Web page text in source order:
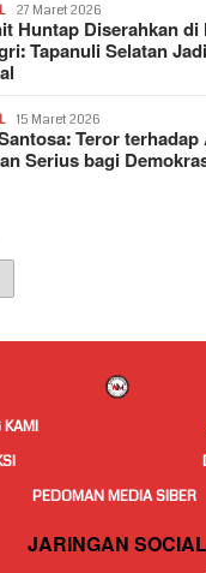
27 Maret 2026
Huntap Diserahkan di
Tapanuli Selatan
15 Maret 2026
Teror
Serius bagi
PEDOMAN MEDIA SIBER
JARINGAN SOCIAL